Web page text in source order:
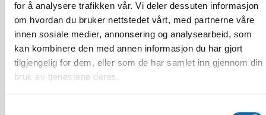
for å analysere trafikken vår. Vi deler dessuten informasjon
om hvordan du bruker nettstedet vårt, med partnerne våre
innen sosiale medier, annonsering og analysearbeid, som
kan kombinere den med annen informasjon du har gjort
tilgjengelig for dem, eller som de har samlet inn gjennom din
bruk av tjenestene deres.